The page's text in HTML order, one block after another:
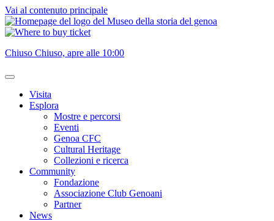
Vai al contenuto principale
Chiuso Chiuso, apre alle 10:00
Visita
Esplora
Mostre e percorsi
Eventi
Genoa CFC
Cultural Heritage
Collezioni e ricerca
Community
Fondazione
Associazione Club Genoani
Partner
News